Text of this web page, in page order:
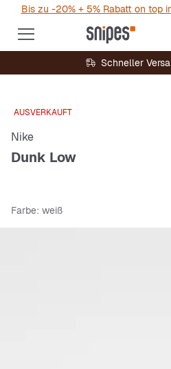
Bis zu -20% + 5% Rabatt on top
Schneller
AUSVERKAUFT
Nike
Dunk Low
Farbe: weiß